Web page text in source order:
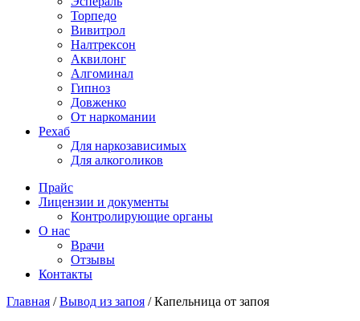
Торпедо
Вивитрол
Налтрексон
Аквилонг
Алгоминал
Гипноз
Довженко
От наркомании
Рехаб
Для наркозависимых
Для алкоголиков
Прайс
Лицензии и документы
Контролирующие органы
О нас
Врачи
Отзывы
Контакты
Главная /Вывод из запоя /Капельница от запоя